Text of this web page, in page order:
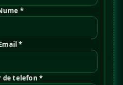
*
*
de telefon *